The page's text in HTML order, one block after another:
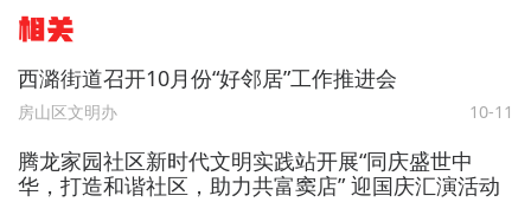
相关
西潞街道召开10月份“好邻居”工作推进会
房山区文明办 10-11
腾龙家园社区新时代文明实践站开展“同庆盛世中
华，打造和谐社区，助力共富窦店” 迎国庆汇演活动